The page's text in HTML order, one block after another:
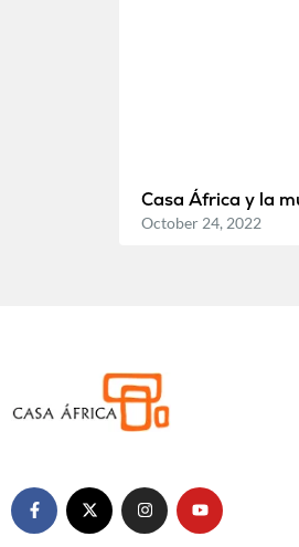
Casa África y la
October 24, 2022